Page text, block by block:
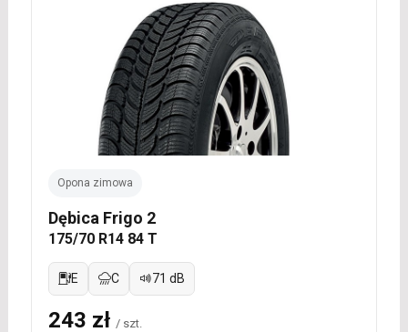
Opona zimowa
Dębica Frigo 2
175/70 R14 84 T
E C 71 dB
243 zł / szt.